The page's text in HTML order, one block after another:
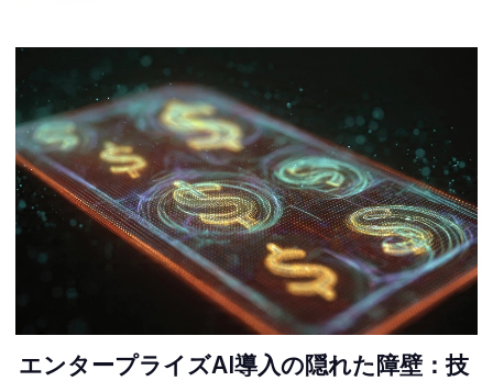
エンタープライズAI導入の隠れた障壁：技